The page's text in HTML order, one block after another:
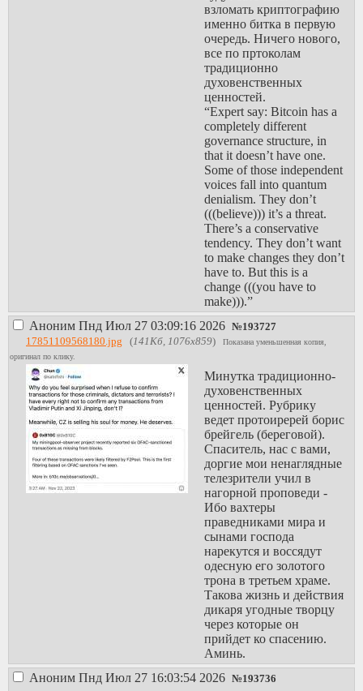
2. Все шифруется
(c TLS даже два
раза).
3. 80 и 443 порты,
как в гайде,
безопасны для
сканов
РосПравдНадзора -
если начнут банить
443 нам пизда в
любом случае.
4. Чтобы завернуть
трафик одной
программы,
игнорирующей
настройки прокси
можно поставить
на выбор: proxycap
(пробный период
30 дней), win2socks
(пробный период
15 дней), или
sockscap64 (нет
обновлений с
завернуть весь
трафик:
OutlineVPN (не
работает с
обфускацией) или
tun2socks.
5. Нормально
настроенный
Shadowsocks умеет
в UDP - торренты
будут работать
нормально.
6. Даже с
обфускаторами и
mode: "tcp_only"
все DNS запросы
идут через
туннель, DNSCrypt
и прочие утилиты
не нужны.
взломать криптографию
именно битка в первую
очередь. Ничего нового,
все по пртоколам
традиционно
духовенственных
ценностей.
“Expert say: Bitcoin has a
completely different
governance structure, in
that it doesn’t have one.
Some of those independent
voices fall into quantum
denialism. They don’t
(((believe))) it’s a threat.
There’s a conservative
tendency. They don’t want
to make changes they don’t
have to. But this is a
change (((you have to
make))).”
Аноним Пнд Июл 27 03:09:16 2026 №193727
17851109568180.jpg (141Кб, 1076x859)
Показана уменьшенная копия,
оригинал по клику.
Минутка традиционно-
духовенственных
ценностей. Рубрику
ведет протоиререй борис
брейгель (береговой).
Спаситель, нас с вами,
доргие мои ненаглядные
телезрители учил в
нагорной проповеди -
Ибо вахтеры
праведниками мира и
сынами господа
нарекутся и воссядут
одесную его золотого
трона в третьем храме.
Такова жизнь и действия
дикаря угодные творцу
через которые он
прийдет ко спасению.
Аминь.
Аноним Пнд Июл 27 16:03:54 2026 №193736